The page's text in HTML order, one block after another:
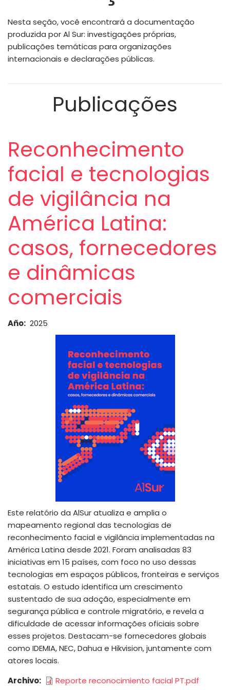
de
navegação
Nesta seção, você encontrará a documentação
produzida por Al Sur: investigações próprias,
publicações temáticas para organizações
internacionais e declarações públicas.
Publicações
Reconhecimento
facial e tecnologias
de vigilância na
América Latina:
casos, fornecedores
e dinâmicas
comerciais
Año 2025
Este relatório da AlSur atualiza e amplia o
mapeamento regional das tecnologias de
reconhecimento facial e vigilância implementadas na
América Latina desde 2021. Foram analisadas 83
iniciativas em 15 países, com foco no uso dessas
tecnologias em espaços públicos, fronteiras e serviços
estatais. O estudo identifica um crescimento
sustentado de sua adoção, especialmente em
segurança pública e controle migratório, e revela a
dificuldade de acessar informações oficiais sobre
esses projetos. Destacam-se fornecedores globais
como IDEMIA, NEC, Dahua e Hikvision, juntamente com
atores locais.
Archivo
Reporte reconocimiento facial PT.pdf